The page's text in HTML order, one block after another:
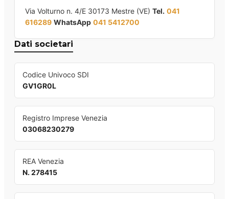
Via Volturno n. 4/E 30173 Mestre (VE) Tel. 041
616289 WhatsApp 041 5412700
Dati societari
Codice Univoco SDI
GV1GR0L
Registro Imprese Venezia
03068230279
REA Venezia
N. 278415